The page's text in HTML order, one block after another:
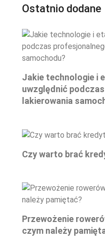
Ostatnio dodane
Jakie technologie i
uwzględnić
lakierowania
Czy warto brać
Przewożenie
czym należy